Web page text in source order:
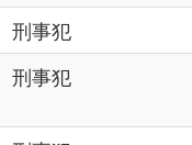
刑事犯
刑事犯